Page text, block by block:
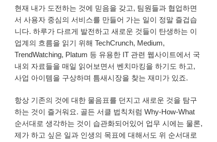
현재 내가 도전하는 것에 믿음을 갖고, 팀원들과 협업하면
서 사용자 중심의 서비스를 만들어 가는 일이 정말 즐겁습
니다. 하루가 다르게 발전하고 새로운 것들이 탄생하는 이
업계의 흐름을 읽기 위해 TechCrunch, Medium,
TrendWatching, Platum 등 유용한 IT 관련 웹사이트에서 국
내외 자료들을 매일 읽어보면서 벤치마킹을 하기도 하고,
사업 아이템을 구상하며 틈새시장을 찾는 재미가 있죠.
항상 기존의 것에 대한 물음표를 던지고 새로운 것을 탐구
하는 것이 즐거워요. 골든 서클 법칙처럼 Why-How-What
순서대로 생각하는 것이 습관화되어있어 업무 시에는 물론,
제가 하고 싶은 일과 인생의 목표에 대해서도 위 순서대로